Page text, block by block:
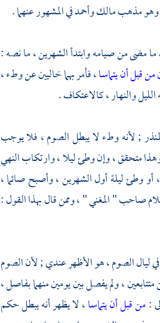
مذهبمالكوأحمدفي المشهور عنهما .
مضى من صيامه وابتدأ الشهرين ، ما نصه :
قبل أن يتماسا، فأمر بهما خاليين عن وطء ،
والنهار ، كالاعتكاف .
; لأنه وطء لا يبطل الصوم ، فلا يوجب
متحقق ، وإن وطئ ليلا ، وارتكاب النهي
أو وطئ ليلة أول الشهرين ، وأصبح صائما ،
صاحب " المغني " ، وممن قال بهذا القول :
في ليال الصوم ، هو الأظهر عندي ; لأن الصوم
، ولم يفصل بين يومين منهما بفاصل ،
:من قبل أن يتماسا، لا يظهر أنه يبطل حكم